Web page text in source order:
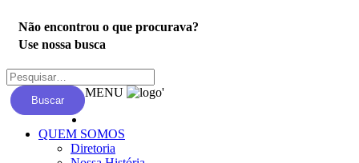
Não encontrou o que procurava?
Use nossa busca
Buscar
MENU '
QUEM SOMOS
Diretoria